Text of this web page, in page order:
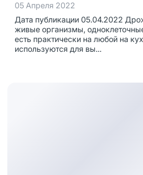
05 Апреля 2022
Дата публикации 05.04.2022
живые организмы,
есть практически на любой на
используются для вы...